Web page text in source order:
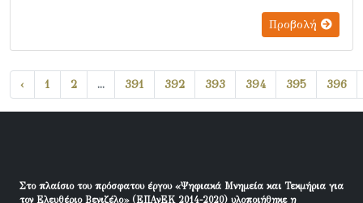
Προβολή
‹ 1 2 ... 391 392 393 394 395 396
Στο πλαίσιο του πρόσφατου έργου «Ψηφιακά Μνημεία και Τεκμήρια για
τον Ελευθέριο Βενιζέλο» (ΕΠΑνΕΚ 2014-2020) υλοποιήθηκε η